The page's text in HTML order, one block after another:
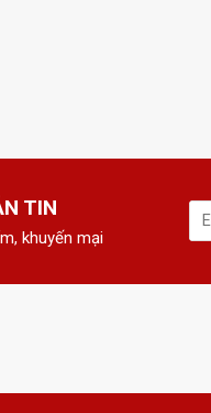
TIN
khuyến mại